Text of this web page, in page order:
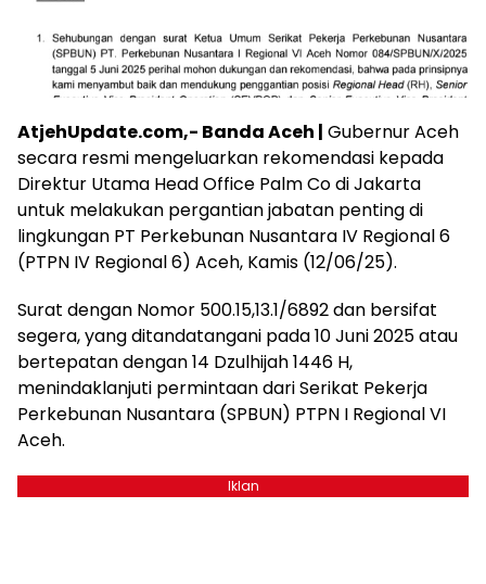
AtjehUpdate.com,- Banda Aceh | Gubernur Aceh
secara resmi mengeluarkan rekomendasi kepada
Direktur Utama Head Office Palm Co di Jakarta
untuk melakukan pergantian jabatan penting di
lingkungan PT Perkebunan Nusantara IV Regional 6
(PTPN IV Regional 6) Aceh, Kamis (12/06/25).
Surat dengan Nomor 500.15,13.1/6892 dan bersifat
segera, yang ditandatangani pada 10 Juni 2025 atau
bertepatan dengan 14 Dzulhijah 1446 H,
menindaklanjuti permintaan dari Serikat Pekerja
Perkebunan Nusantara (SPBUN) PTPN I Regional VI
Aceh.
Iklan